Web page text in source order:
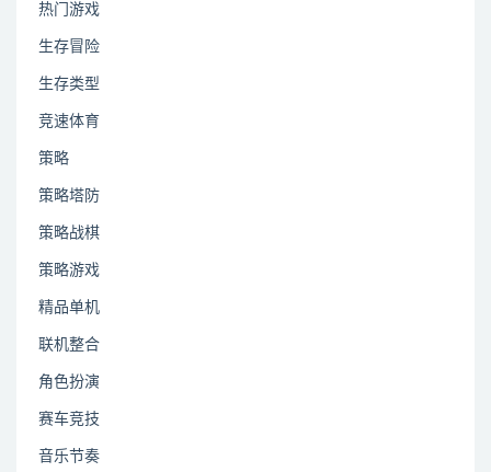
热门游戏
生存冒险
生存类型
竞速体育
策略
策略塔防
策略战棋
策略游戏
精品单机
联机整合
角色扮演
赛车竞技
音乐节奏